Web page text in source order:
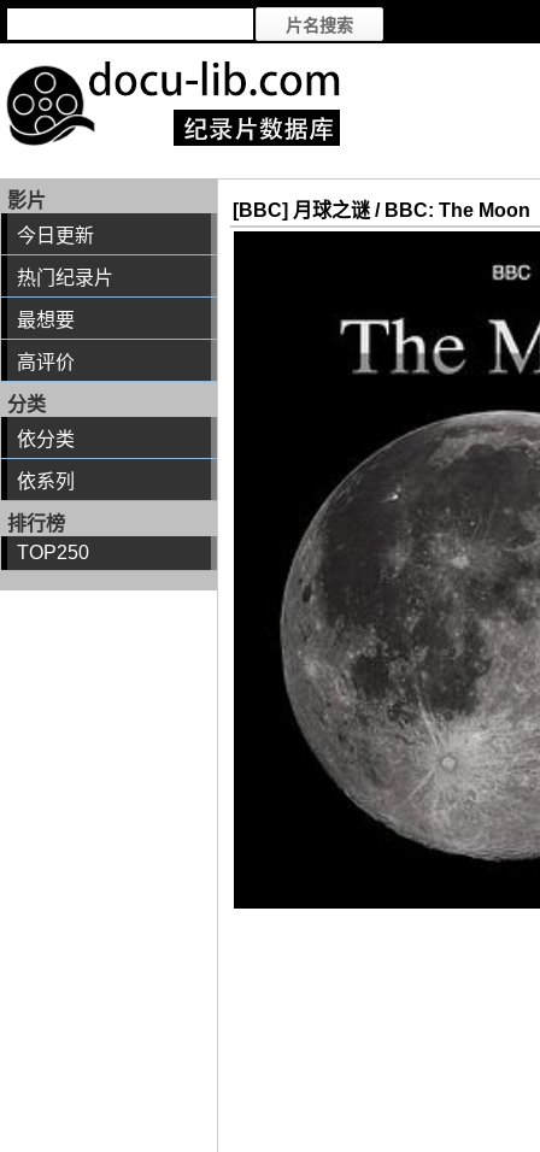
影片
今日更新
热门纪录片
最想要
高评价
分类
依分类
依系列
排行榜
TOP250
[BBC] 月球之谜 / BBC: The Moon